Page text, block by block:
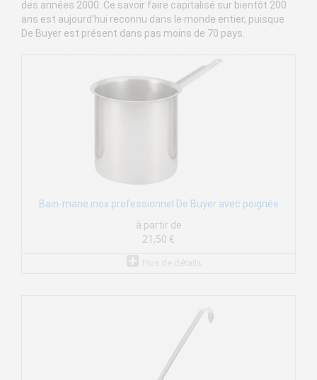
des années 2000. Ce savoir faire capitalisé sur bientôt 200
ans est aujourd’hui reconnu dans le monde entier, puisque
De Buyer est présent dans pas moins de 70 pays.
Bain-marie inox professionnel De Buyer avec poignée
à partir de
21,50 €